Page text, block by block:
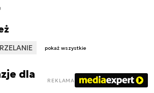
pokaż wszystkie
dla
REKLAMA